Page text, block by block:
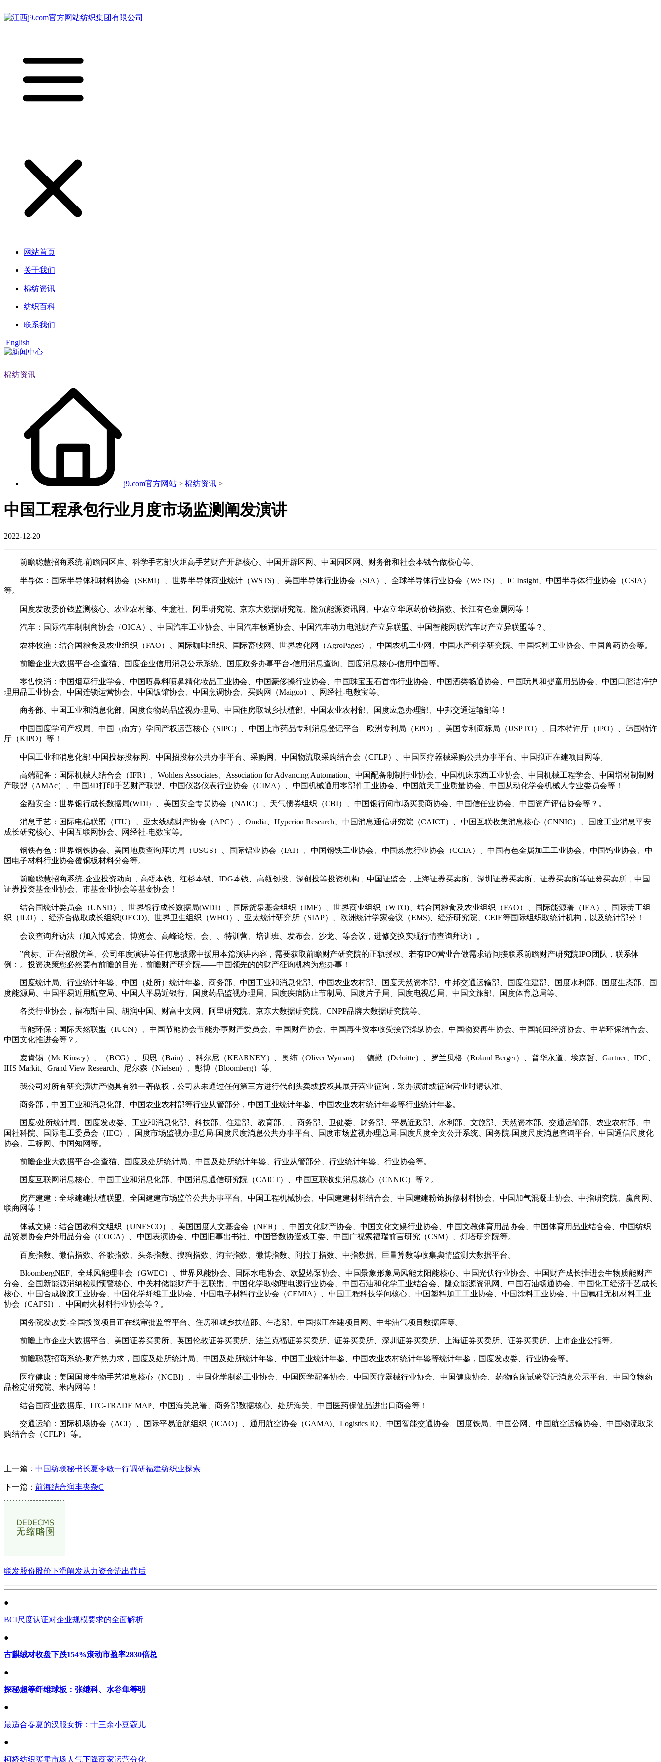
网站首页
关于我们
棉纺资讯
纺织百科
联系我们
English
棉纺资讯
j9.com官方网站 > 棉纺资讯 >
中国工程承包行业月度市场监测阐发演讲
2022-12-20
前瞻聪慧招商系统-前瞻园区库、科学手艺部火炬高手艺财产开辟核心、中国开辟区网、中国园区网、财务部和社会本钱合做核心等。
半导体：国际半导体和材料协会（SEMI）、世界半导体商业统计（WSTS) 、美国半导体行业协会（SIA）、全球半导体行业协会（WSTS）、IC Insight、中国半导体行业协会（CSIA）
等。
国度发改委价钱监测核心、农业农村部、生意社、阿里研究院、京东大数据研究院、隆沉能源资讯网、中农立华原药价钱指数、长江有色金属网等！
汽车：国际汽车制制商协会（OICA）、中国汽车工业协会、中国汽车畅通协会、中国汽车动力电池财产立异联盟、中国智能网联汽车财产立异联盟等？。
农林牧渔：结合国粮食及农业组织（FAO）、国际咖啡组织、国际畜牧网、世界农化网（AgroPages）、中国农机工业网、中国水产科学研究院、中国饲料工业协会、中国兽药协会等。
前瞻企业大数据平台-企查猫、国度企业信用消息公示系统、国度政务办事平台-信用消息查询、国度消息核心-信用中国等。
零售快消：中国烟草行业学会、中国喷鼻料喷鼻精化妆品工业协会、中国豪侈操行业协会、中国珠宝玉石首饰行业协会、中国酒类畅通协会、中国玩具和婴童用品协会、中国口腔洁净护
理用品工业协会、中国连锁运营协会、中国饭馆协会、中国烹调协会、买购网（Maigoo）、网经社-电数宝等。
商务部、中国工业和消息化部、国度食物药品监视办理局、中国住房取城乡扶植部、中国农业农村部、国度应急办理部、中邦交通运输部等！
中国国度学问产权局、中国（南方）学问产权运营核心（SIPC）、中国上市药品专利消息登记平台、欧洲专利局（EPO）、美国专利商标局（USPTO）、日本特许厅（JPO）、韩国特许
厅（KIPO）等！
中国工业和消息化部-中国投标投标网、中国招投标公共办事平台、采购网、中国物流取采购结合会（CFLP）、中国医疗器械采购公共办事平台、中国拟正在建项目网等。
高端配备：国际机械人结合会（IFR）、Wohlers Associates、Association for Advancing Automation、中国配备制制行业协会、中国机床东西工业协会、中国机械工程学会、中国增材制制财
产联盟（AMAc）、中国3D打印手艺财产联盟、中国仪器仪表行业协会（CIMA）、中国机械通用零部件工业协会、中国航天工业质量协会、中国从动化学会机械人专业委员会等！
金融安全：世界银行成长数据局(WDI）、美国安全专员协会（NAIC）、天气债券组织（CBI）、中国银行间市场买卖商协会、中国信任业协会、中国资产评估协会等？。
消息手艺：国际电信联盟（ITU）、亚太线缆财产协会（APC）、Omdia、Hyperion Research、中国消息通信研究院（CAICT）、中国互联收集消息核心（CNNIC）、国度工业消息平安
成长研究核心、中国互联网协会、网经社-电数宝等。
钢铁有色：世界钢铁协会、美国地质查询拜访局（USGS）、国际铝业协会（IAI）、中国钢铁工业协会、中国炼焦行业协会（CCIA）、中国有色金属加工工业协会、中国钨业协会、中
国电子材料行业协会覆铜板材料分会等。
前瞻聪慧招商系统-企业投资动向，高瓴本钱、红杉本钱、IDG本钱、高瓴创投、深创投等投资机构，中国证监会，上海证券买卖所、深圳证券买卖所、证券买卖所等证券买卖所，中国
证券投资基金业协会、市基金业协会等基金协会！
结合国统计委员会（UNSD）、世界银行成长数据局(WDI）、国际货泉基金组织（IMF）、世界商业组织（WTO)、结合国粮食及农业组织（FAO）、国际能源署（IEA）、国际劳工组
织（ILO）、经济合做取成长组织(OECD)、世界卫生组织（WHO）、亚太统计研究所（SIAP）、欧洲统计学家会议（EMS)、经济研究院、CEIE等国际组织取统计机构，以及统计部分！
会议查询拜访法（加入博览会、博览会、高峰论坛、会、、特训营、培训班、发布会、沙龙、等会议，进修交换实现行情查询拜访）。
”商标。正在招股仿单、公司年度演讲等任何息披露中援用本篇演讲内容，需要获取前瞻财产研究院的正轨授权。若有IPO营业合做需求请间接联系前瞻财产研究院IPO团队，联系体
例：。投资决策您必然要有前瞻的目光，前瞻财产研究院——中国领先的的财产征询机构为您办事！
国度统计局、行业统计年鉴、中国（处所）统计年鉴、商务部、中国工业和消息化部、中国农业农村部、国度天然资本部、中邦交通运输部、国度住建部、国度水利部、国度生态部、国
度能源局、中国平易近用航空局、中国人平易近银行、国度药品监视办理局、国度疾病防止节制局、国度片子局、国度电视总局、中国文旅部、国度体育总局等。
各类行业协会，福布斯中国、胡润中国、财富中文网、阿里研究院、京东大数据研究院、CNPP品牌大数据研究院等。
节能环保：国际天然联盟（IUCN）、中国节能协会节能办事财产委员会、中国财产协会、中国再生资本收受接管操纵协会、中国物资再生协会、中国轮回经济协会、中华环保结合会、
中国文化推进会等？。
麦肯锡（Mc Kinsey）、（BCG）、贝恩（Bain）、科尔尼（KEARNEY）、奥纬（Oliver Wyman）、德勤（Deloitte）、罗兰贝格（Roland Berger）、普华永道、埃森哲、Gartner、IDC、
IHS Markit、Grand View Research、尼尔森（Nielsen）、彭博（Bloomberg）等。
我公司对所有研究演讲产物具有独一著做权，公司从未通过任何第三方进行代剃头卖或授权其展开营业征询，采办演讲或征询营业时请认准。
商务部，中国工业和消息化部、中国农业农村部等行业从管部分，中国工业统计年鉴、中国农业农村统计年鉴等行业统计年鉴。
国度/处所统计局、国度发改委、工业和消息化部、科技部、住建部、教育部、、商务部、卫健委、财务部、平易近政部、水利部、文旅部、天然资本部、交通运输部、农业农村部、中
国社科院、国际电工委员会（IEC）、国度市场监视办理总局-国度尺度消息公共办事平台、国度市场监视办理总局-国度尺度全文公开系统、国务院-国度尺度消息查询平台、中国通信尺度化
协会、工标网、中国知网等。
前瞻企业大数据平台-企查猫、国度及处所统计局、中国及处所统计年鉴、行业从管部分、行业统计年鉴、行业协会等。
国度互联网消息核心、中国工业和消息化部、中国消息通信研究院（CAICT）、中国互联收集消息核心（CNNIC）等？。
房产建建：全球建建扶植联盟、全国建建市场监管公共办事平台、中国工程机械协会、中国建建材料结合会、中国建建粉饰拆修材料协会、中国加气混凝土协会、中指研究院、赢商网、
联商网等！
体裁文娱：结合国教科文组织（UNESCO）、美国国度人文基金会（NEH）、中国文化财产协会、中国文化文娱行业协会、中国文教体育用品协会、中国体育用品业结合会、中国纺织
品贸易协会户外用品分会（COCA）、中国表演协会、中国旧事出书社、中国音数协逛戏工委、中国广视索福瑞前言研究（CSM）、灯塔研究院等。
百度指数、微信指数、谷歌指数、头条指数、搜狗指数、淘宝指数、微博指数、阿拉丁指数、中指数据、巨量算数等收集舆情监测大数据平台。
BloombergNEF、全球风能理事会（GWEC）、世界风能协会、国际水电协会、欧盟热泵协会、中国景象形象局风能太阳能核心、中国光伏行业协会、中国财产成长推进会生物质能财产
分会、全国新能源消纳检测预警核心、中关村储能财产手艺联盟、中国化学取物理电源行业协会、中国石油和化学工业结合会、隆众能源资讯网、中国石油畅通协会、中国化工经济手艺成长
核心、中国合成橡胶工业协会、中国化学纤维工业协会、中国电子材料行业协会（CEMIA）、中国工程科技学问核心、中国塑料加工工业协会、中国涂料工业协会、中国氟硅无机材料工业
协会（CAFSI）、中国耐火材料行业协会等？。
国务院发改委-全国投资项目正在线审批监管平台、住房和城乡扶植部、生态部、中国拟正在建项目网、中华油气项目数据库等。
前瞻上市企业大数据平台、美国证券买卖所、英国伦敦证券买卖所、法兰克福证券买卖所、证券买卖所、深圳证券买卖所、上海证券买卖所、证券买卖所、上市企业公报等。
前瞻聪慧招商系统-财产热力求，国度及处所统计局、中国及处所统计年鉴、中国工业统计年鉴、中国农业农村统计年鉴等统计年鉴，国度发改委、行业协会等。
医疗健康：美国国度生物手艺消息核心（NCBI）、中国化学制药工业协会、中国医学配备协会、中国医疗器械行业协会、中国健康协会、药物临床试验登记消息公示平台、中国食物药
品检定研究院、米内网等！
结合国商业数据库、ITC-TRADE MAP、中国海关总署、商务部数据核心、处所海关、中国医药保健品进出口商会等！
交通运输：国际机场协会（ACI）、国际平易近航组织（ICAO）、通用航空协会（GAMA)、Logistics IQ、中国智能交通协会、国度铁局、中国公网、中国航空运输协会、中国物流取采
购结合会（CFLP）等。
上一篇： 中国纺联秘书长夏令敏一行调研福建纺织业探索
下一篇： 前海结合润丰夹杂C
联发股份股价下滑阐发从力资金流出背后
●
BCI尺度认证对企业规模要求的全面解析
●
古麒绒材收盘下跌154%滚动市盈率2830倍总
●
探秘超等纤维球板：张继科、水谷隼等明
●
最适合春夏的汉服女拆：十三余小豆蔻儿
●
柯桥纺织买卖市场人气下降商家运营分化